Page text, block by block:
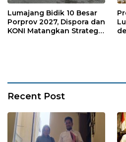
Lumajang Bidik 10 Besar
Porprov 2027, Dispora dan
KONI Matangkan Strategi
Recent Post